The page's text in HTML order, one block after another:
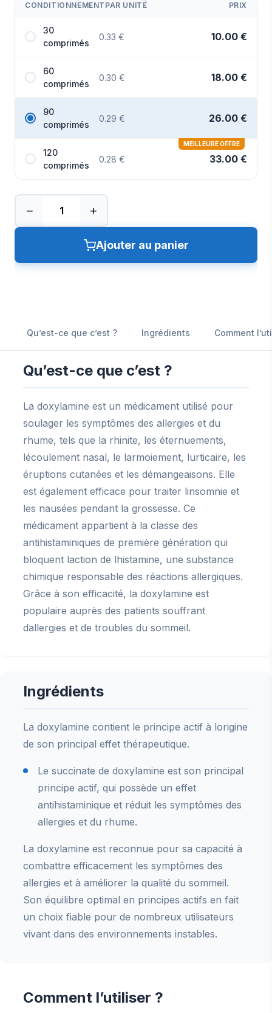
CONDITIONNEMENT PAR UNITÉ PRIX
30
comprimés
0.33 € 10.00 €
60
comprimés
0.30 € 18.00 €
90
comprimés
0.29 € 26.00 €
120
comprimés
0.28 € 33.00 €
MEILLEURE OFFRE
− +
Ajouter au panier
Qu’est-ce que c’est ? Ingrédients Comment
Qu’est-ce que c’est ?
La doxylamine est un médicament utilisé pour
soulager les symptômes des allergies et du
rhume, tels que la rhinite, les éternuements,
lécoulement nasal, le larmoiement, lurticaire, les
éruptions cutanées et les démangeaisons. Elle
est également efficace pour traiter linsomnie et
les nausées pendant la grossesse. Ce
médicament appartient à la classe des
antihistaminiques de première génération qui
bloquent laction de lhistamine, une substance
chimique responsable des réactions allergiques.
Grâce à son efficacité, la doxylamine est
populaire auprès des patients souffrant
dallergies et de troubles du sommeil.
Ingrédients
La doxylamine contient le principe actif à lorigine
de son principal effet thérapeutique.
Le succinate de doxylamine est son principal
principe actif, qui possède un effet
antihistaminique et réduit les symptômes des
allergies et du rhume.
La doxylamine est reconnue pour sa capacité à
combattre efficacement les symptômes des
allergies et à améliorer la qualité du sommeil.
Son équilibre optimal en principes actifs en fait
un choix fiable pour de nombreux utilisateurs
vivant dans des environnements instables.
Comment l’utiliser ?